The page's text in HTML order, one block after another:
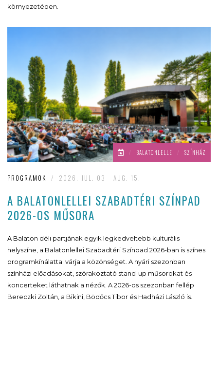
környezetében.
/ BALATONLELLE / SZÍNHÁZ
PROGRAMOK / 2026. JUL. 03 - AUG. 15.
A BALATONLELLEI SZABADTÉRI SZÍNPAD
2026-OS MŰSORA
A Balaton déli partjának egyik legkedveltebb kulturális
helyszíne, a Balatonlellei Szabadtéri Színpad 2026-ban is színes
programkínálattal várja a közönséget. A nyári szezonban
színházi előadásokat, szórakoztató stand-up műsorokat és
koncerteket láthatnak a nézők. A 2026-os szezonban fellép
Bereczki Zoltán, a Bikini, Bödőcs Tibor és Hadházi László is.